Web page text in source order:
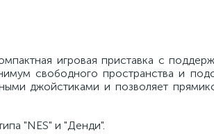
игровая приставка с
свободного пространства и
джойстиками и позволяет
"NES" и "Денди".